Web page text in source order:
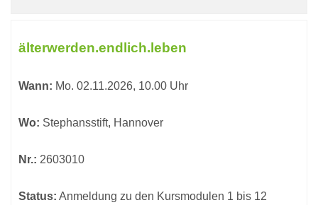
älterwerden.endlich.leben
Wann: Mo. 02.11.2026, 10.00 Uhr
Wo: Stephansstift, Hannover
Nr.: 2603010
Status: Anmeldung zu den Kursmodulen 1 bis 12